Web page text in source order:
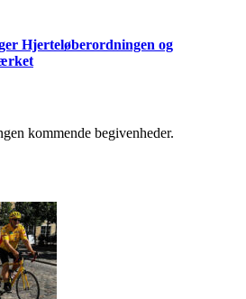
Hjerteløberordningen og
kommende begivenheder.